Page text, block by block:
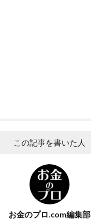
この記事を書いた人
お金のプロ.com編集部